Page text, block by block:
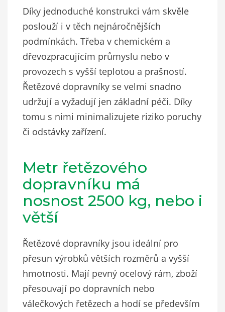
Díky jednoduché konstrukci vám skvěle
poslouží i v těch nejnáročnějších
podmínkách. Třeba v chemickém a
dřevozpracujícím průmyslu nebo v
provozech s vyšší teplotou a prašností.
Řetězové dopravníky se velmi snadno
udržují a vyžadují jen základní péči. Díky
tomu s nimi minimalizujete riziko poruchy
či odstávky zařízení.
Metr řetězového
dopravníku má
nosnost 2500 kg, nebo i
větší
Řetězové dopravníky jsou ideální pro
přesun výrobků větších rozměrů a vyšší
hmotnosti. Mají pevný ocelový rám, zboží
přesouvají po dopravních nebo
válečkových řetězech a hodí se především